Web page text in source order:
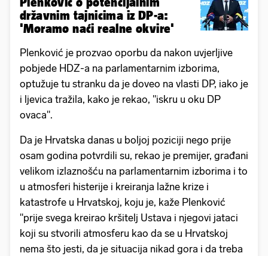
državnim tajnicima iz DP-a:
'Moramo naći realne okvire'
Plenković je prozvao oporbu da nakon uvjerljive
pobjede HDZ-a na parlamentarnim izborima,
optužuje tu stranku da je doveo na vlasti DP, iako je
i ljevica tražila, kako je rekao, "iskru u oku DP
ovaca".
Da je Hrvatska danas u boljoj poziciji nego prije
osam godina potvrdili su, rekao je premijer, građani
velikom izlaznošću na parlamentarnim izborima i to
u atmosferi histerije i kreiranja lažne krize i
katastrofe u Hrvatskoj, koju je, kaže Plenković
"prije svega kreirao kršitelj Ustava i njegovi jataci
koji su stvorili atmosferu kao da se u Hrvatskoj
nema što jesti, da je situacija nikad gora i da treba